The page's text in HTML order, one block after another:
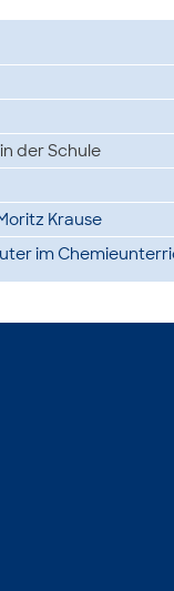
der Schule
Krause
im